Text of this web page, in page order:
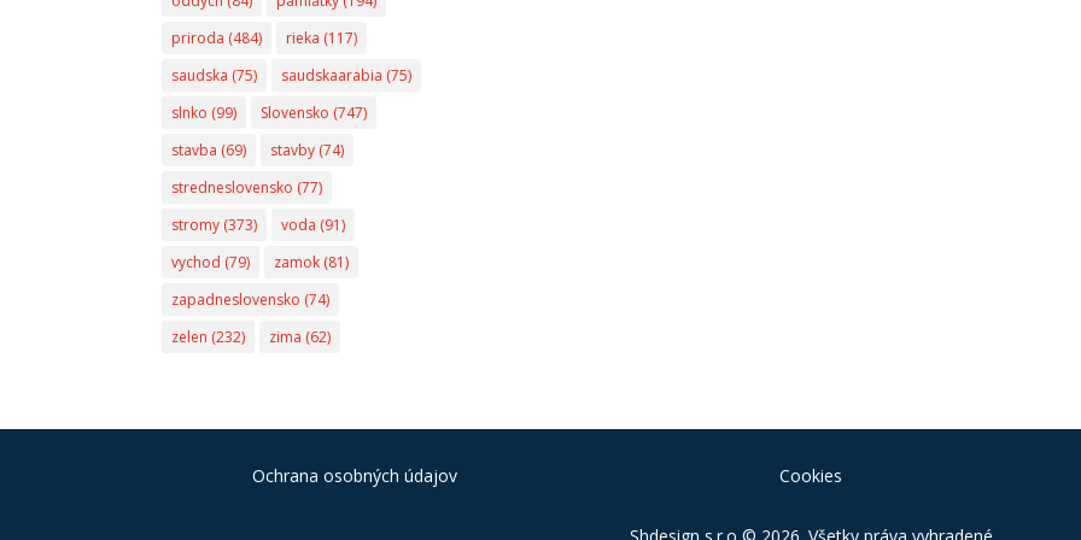
priroda (484) rieka (117)
saudska (75) saudskaarabia (75)
slnko (99) Slovensko (747)
stavba (69) stavby (74)
stredneslovensko (77)
stromy (373) voda (91)
vychod (79) zamok (81)
zapadneslovensko (74)
zelen (232) zima (62)
Ochrana osobných údajov Cookies